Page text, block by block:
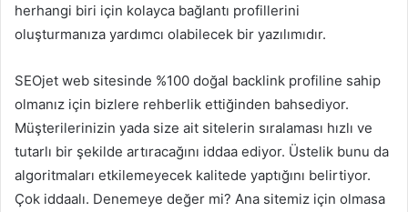
herhangi biri için kolayca bağlantı profillerini
oluşturmanıza yardımcı olabilecek bir yazılımıdır.
SEOjet web sitesinde %100 doğal backlink profiline sahip
olmanız için bizlere rehberlik ettiğinden bahsediyor.
Müşterilerinizin yada size ait sitelerin sıralaması hızlı ve
tutarlı bir şekilde artıracağını iddaa ediyor. Üstelik bunu da
algoritmaları etkilemeyecek kalitede yaptığını belirtiyor.
Çok iddaalı. Denemeye değer mi? Ana sitemiz için olmasa